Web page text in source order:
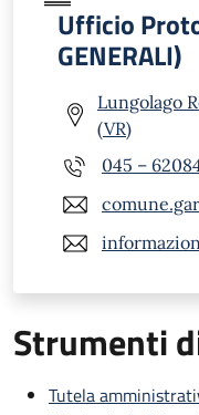
Ufficio
GENERALI)
Lungolago
(VR)
045 –
Strumenti
Tutela